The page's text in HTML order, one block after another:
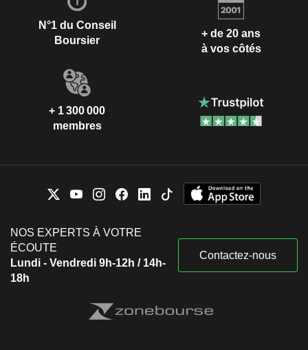
N°1 du Conseil
Boursier
+ de 20 ans
à vos côtés
+ 1 300 000
membres
NOS EXPERTS À VOTRE
ÉCOUTE
Lundi - Vendredi 9h-12h / 14h-
18h
Contactez-nous